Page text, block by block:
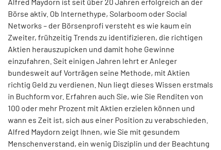
Alfred Maydorn ist seit über 20 Jahren erfolgreich an der
Börse aktiv. Ob Internethype, Solarboom oder Social
Networks – der Börsenprofi versteht es wie kaum ein
Zweiter, frühzeitig Trends zu identifizieren, die richtigen
Aktien herauszupicken und damit hohe Gewinne
einzufahren. Seit einigen Jahren lehrt er Anleger
bundesweit auf Vorträgen seine Methode, mit Aktien
richtig Geld zu verdienen. Nun liegt dieses Wissen erstmals
in Buchform vor. Erfahren auch Sie, wie Sie Renditen von
100 oder mehr Prozent mit Aktien erzielen können und
wann es Zeit ist, sich aus einer Position zu verabschieden.
Alfred Maydorn zeigt Ihnen, wie Sie mit gesundem
Menschenverstand, ein wenig Disziplin und der Beachtung